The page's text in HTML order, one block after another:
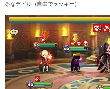
るなデビル（自由でラッキー）